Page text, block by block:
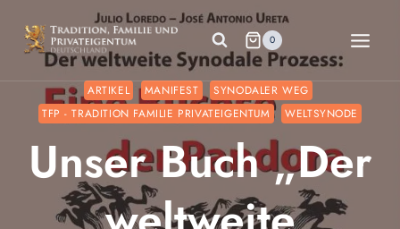
Inhalt
springen
0
ARTIKEL MANIFEST
SYNODALER WEG
TFP - TRADITION FAMILIE PRIVATEIGENTUM
WELTSYNODE
Unser Buch „Der